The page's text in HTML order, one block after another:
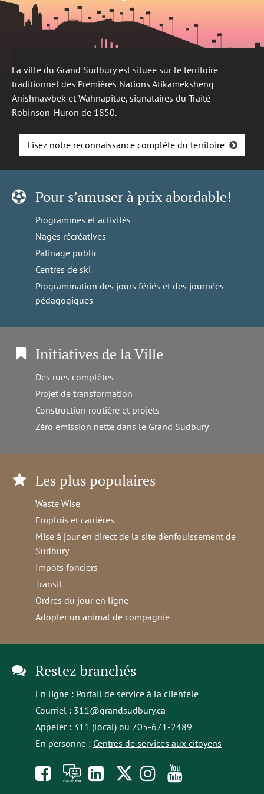
La ville du Grand Sudbury est située sur le territoire
traditionnel des Premières Nations Atikameksheng
Anishnawbek et Wahnapitae, signataires du Traité
Robinson-Huron de 1850.
Lisez notre reconnaissance complète du territoire
Pour s’amuser à prix abordable!
Programmes et activités
Nages récréatives
Patinage public
Centres de ski
Programmation des jours fériés et des journées
pédagogiques
Initiatives de la Ville
Des rues complètes
Projet de transformation
Construction routière et projets
Zéro émission nette dans le Grand Sudbury
Les plus populaires
Waste Wise
Emplois et carrières
Mise à jour en direct de la site d'enfouissement de
Sudbury
Impôts fonciers
Transit
Ordres du jour en ligne
Adopter un animal de compagnie
Restez branchés
En ligne : Portail de service à la clientèle
Courriel : 311@grandsudbury.ca
Appeler : 311 (local) ou 705-671-2489
En personne : Centres de services aux citoyens
Like À
opensFollowFollow